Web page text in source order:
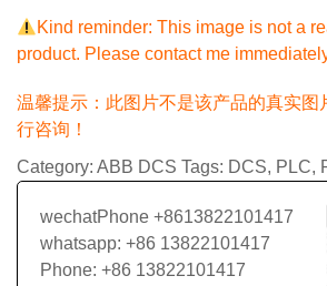
Kind reminder: This image is not a
product. Please contact me
温馨提示：此图片不是该产品的真实图
行咨询！
Category: ABB DCS Tags: DCS, PLC,
wechatPhone +8613822101417
whatsapp: +86 13822101417
Phone: +86 13822101417